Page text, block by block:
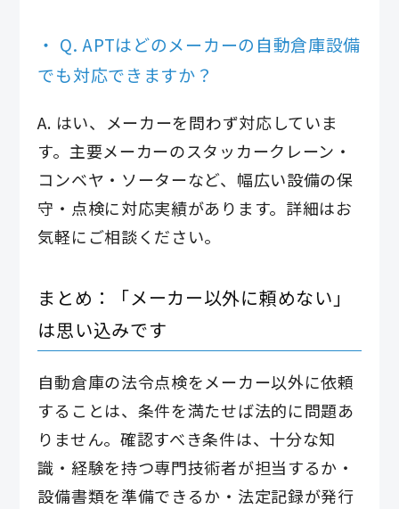
Q. APTはどのメーカーの自動倉庫設備
でも対応できますか？
A. はい、メーカーを問わず対応していま
す。主要メーカーのスタッカークレーン・
コンベヤ・ソーターなど、幅広い設備の保
守・点検に対応実績があります。詳細はお
気軽にご相談ください。
まとめ：「メーカー以外に頼めない」
は思い込みです
自動倉庫の法令点検をメーカー以外に依頼
することは、条件を満たせば法的に問題あ
りません。確認すべき条件は、十分な知
識・経験を持つ専門技術者が担当するか・
設備書類を準備できるか・法定記録が発行